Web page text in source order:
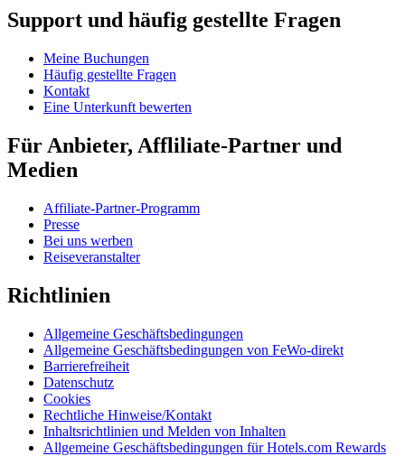
Support und häufig gestellte Fragen
Meine Buchungen
Häufig gestellte Fragen
Kontakt
Eine Unterkunft bewerten
Für Anbieter, Affliliate-Partner und
Medien
Affiliate-Partner-Programm
Presse
Bei uns werben
Reiseveranstalter
Richtlinien
Allgemeine Geschäftsbedingungen
Allgemeine Geschäftsbedingungen von FeWo-direkt
Barrierefreiheit
Datenschutz
Cookies
Rechtliche Hinweise/Kontakt
Inhaltsrichtlinien und Melden von Inhalten
Allgemeine Geschäftsbedingungen für Hotels.com Rewards